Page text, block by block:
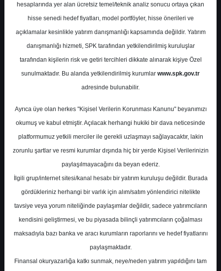
AEFES- ANADOLU EFES
BİRACILIK A.Ş.
Hedef Fiyat 25.00 ₺
Getiri
%0.00
0 0
En Yüksek Tahmin
Ortalama Fiyat Tahmini
Ortalama Getiri Potansiyeli
hesaplarında yer alan ücretsiz temel/teknik analiz sonucu ortaya çıkan
hisse senedi hedef fiyatları, model portföyler, hisse önerileri ve
açıklamalar kesinlikle yatırım danışmanlığı kapsamında değildir. Yatırım
danışmanlığı hizmeti, SPK tarafından yetkilendirilmiş kuruluşlar
tarafından kişilerin risk ve getiri tercihleri dikkate alınarak kişiye Özel
sunulmaktadır. Bu alanda yetkilendirilmiş kurumlar www.spk.gov.tr
adresinde bulunabilir.
Ayrıca üye olan herkes "Kişisel Verilerin Korunması Kanunu" beyanımızı
okumuş ve kabul etmiştir. Açılacak herhangi hukiki bir dava neticesinde
platformumuz yetkili merciler ile gerekli uzlaşmayı sağlayacaktır, lakin
zorunlu şartlar ve resmi kurumlar dışında hiç bir yerde Kişisel Verilerinizin
paylaşılmayacağını da beyan ederiz.
İlgili grup/internet sitesi/kanal hesabı bir yatırım kuruluşu değildir. Burada
gördükleriniz herhangi bir varlık için alım/satım yönlendirici nitelikte
tavsiye veya yorum niteliğinde paylaşımlar değildir, sadece yatırımcıların
kendisini geliştirmesi, ve bu piyasada bilinçli yatırımcıların çoğalması
maksadıyla bazı banka ve aracı kurumların raporlarını ve hedef fiyatlarını
paylaşmaktadır.
Finansal okuryazarlığa katkı sunmak, neye/neden yatırım yapıldığını tam